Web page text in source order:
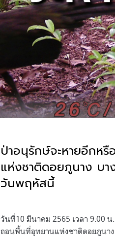
ป่าอนุรักษ์จะหายอีกหรื
แห่งชาติดอยภูนาง บา
วันพฤหัสนี้
วันที่10 มีนาคม 2565 เวลา 9.00 น.
ถอนพื้นที่อุทยานแห่งชาติดอยภูนา